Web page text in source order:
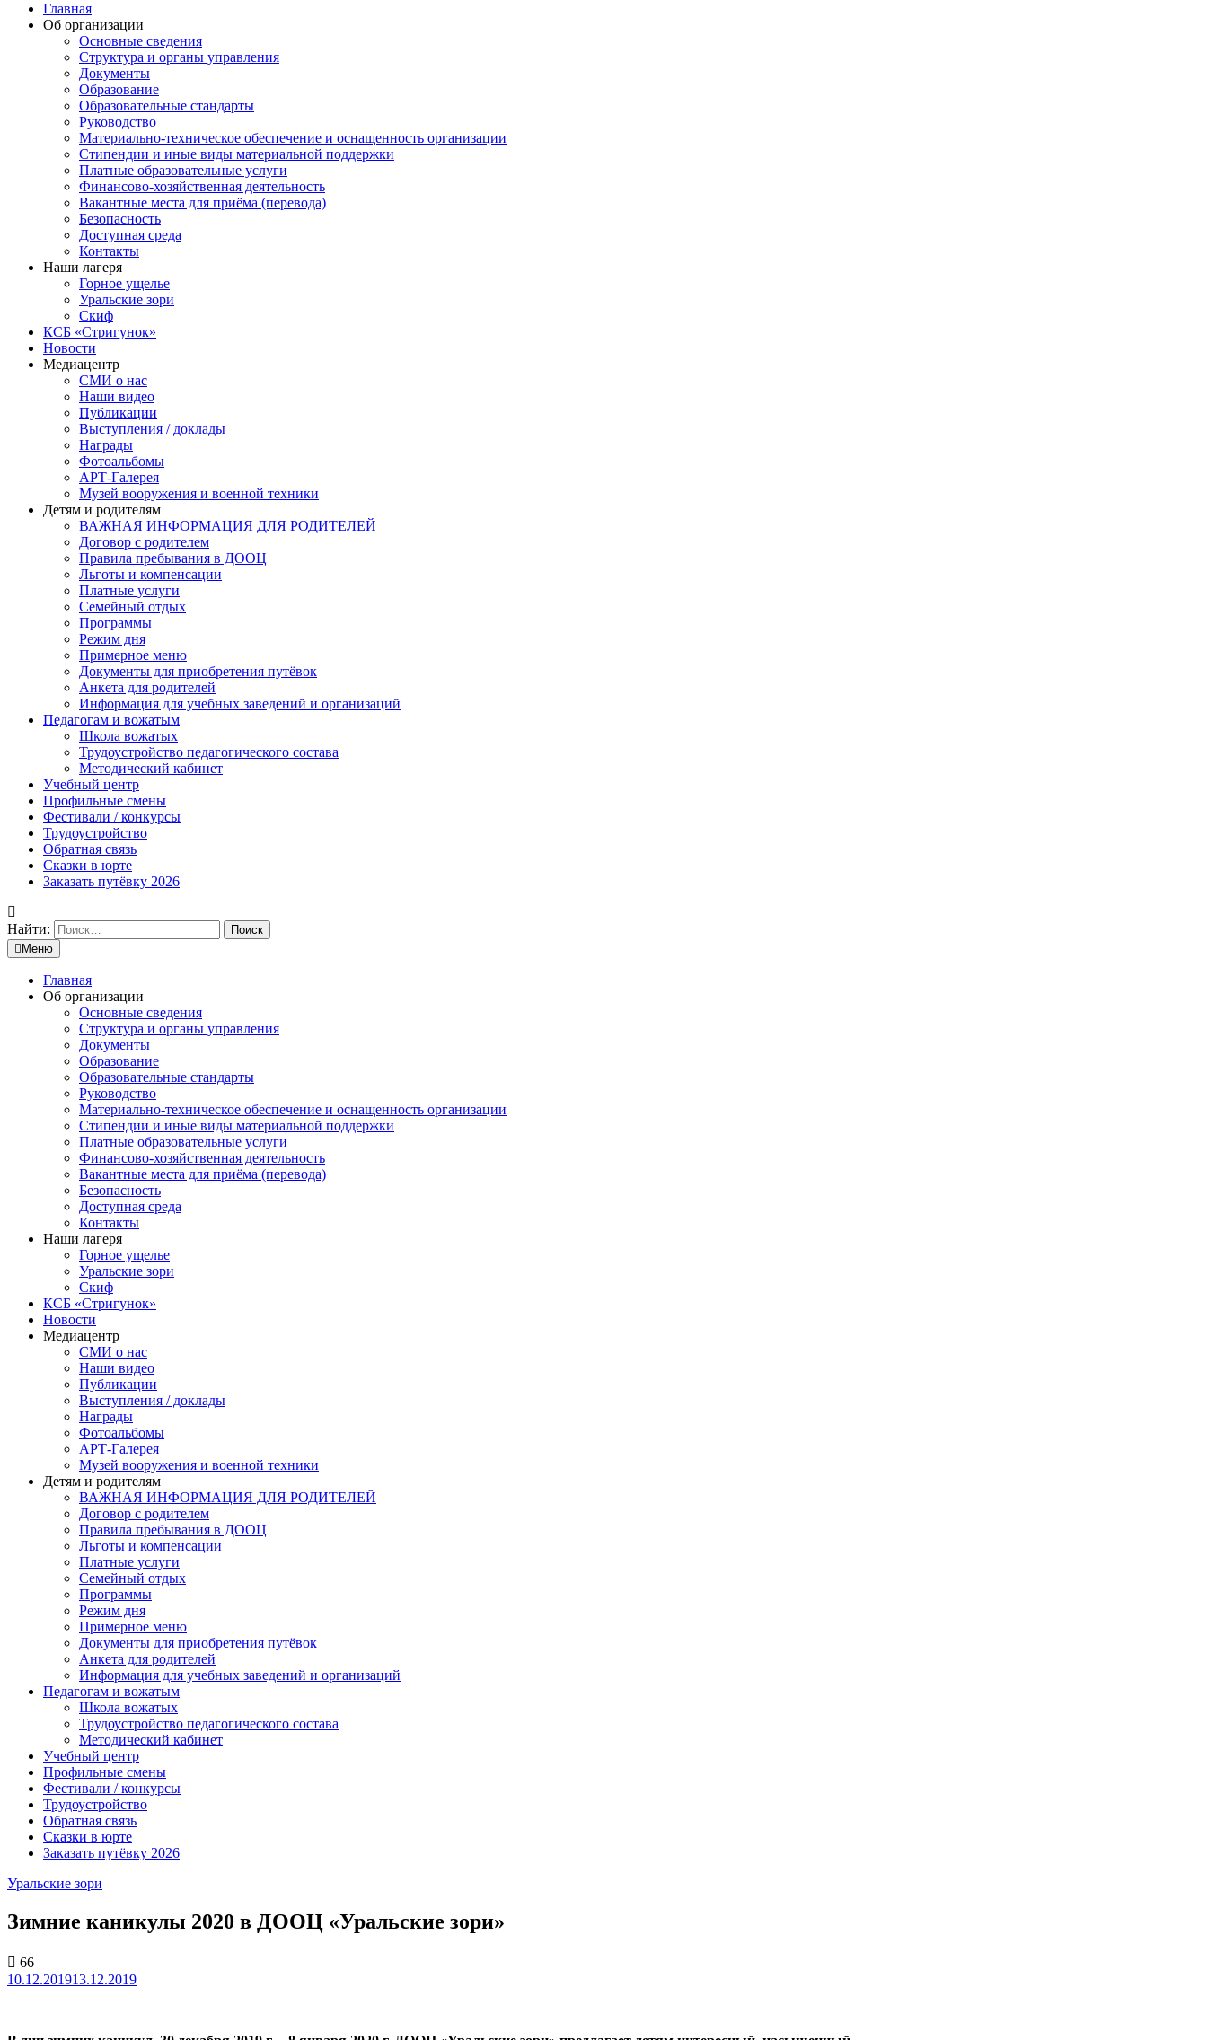
Главная
Об организации
Основные сведения
Структура и органы управления
Документы
Образование
Образовательные стандарты
Руководство
Материально-техническое обеспечение и оснащенность организации
Стипендии и иные виды материальной поддержки
Платные образовательные услуги
Финансово-хозяйственная деятельность
Вакантные места для приёма (перевода)
Безопасность
Доступная среда
Контакты
Наши лагеря
Горное ущелье
Уральские зори
Скиф
КСБ «Стригунок»
Новости
Медиацентр
СМИ о нас
Наши видео
Публикации
Выступления / доклады
Награды
Фотоальбомы
АРТ-Галерея
Музей вооружения и военной техники
Детям и родителям
ВАЖНАЯ ИНФОРМАЦИЯ ДЛЯ РОДИТЕЛЕЙ
Договор с родителем
Правила пребывания в ДООЦ
Льготы и компенсации
Платные услуги
Семейный отдых
Программы
Режим дня
Примерное меню
Документы для приобретения путёвок
Анкета для родителей
Информация для учебных заведений и организаций
Педагогам и вожатым
Школа вожатых
Трудоустройство педагогического состава
Методический кабинет
Учебный центр
Профильные смены
Фестивали / конкурсы
Трудоустройство
Обратная связь
Сказки в юрте
Заказать путёвку 2026
Найти:
Меню
Главная
Об организации
Основные сведения
Структура и органы управления
Документы
Образование
Образовательные стандарты
Руководство
Материально-техническое обеспечение и оснащенность организации
Стипендии и иные виды материальной поддержки
Платные образовательные услуги
Финансово-хозяйственная деятельность
Вакантные места для приёма (перевода)
Безопасность
Доступная среда
Контакты
Наши лагеря
Горное ущелье
Уральские зори
Скиф
КСБ «Стригунок»
Новости
Медиацентр
СМИ о нас
Наши видео
Публикации
Выступления / доклады
Награды
Фотоальбомы
АРТ-Галерея
Музей вооружения и военной техники
Детям и родителям
ВАЖНАЯ ИНФОРМАЦИЯ ДЛЯ РОДИТЕЛЕЙ
Договор с родителем
Правила пребывания в ДООЦ
Льготы и компенсации
Платные услуги
Семейный отдых
Программы
Режим дня
Примерное меню
Документы для приобретения путёвок
Анкета для родителей
Информация для учебных заведений и организаций
Педагогам и вожатым
Школа вожатых
Трудоустройство педагогического состава
Методический кабинет
Учебный центр
Профильные смены
Фестивали / конкурсы
Трудоустройство
Обратная связь
Сказки в юрте
Заказать путёвку 2026
Уральские зори
Зимние каникулы 2020 в ДООЦ «Уральские зори»
66
10.12.201913.12.2019